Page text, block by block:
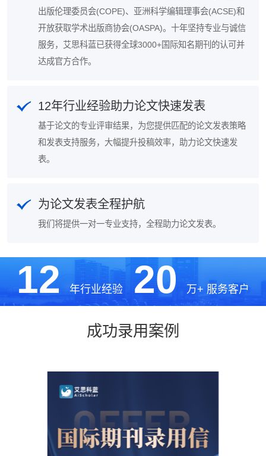
出版伦理委员会(COPE)、亚洲科学编辑理事会(ACSE)和
开放获取学术出版商协会(OASPA)。十年坚持专业与诚信
服务，艾思科蓝已获得全球3000+国际知名期刊的认可并
达成官方合作。
12年行业经验助力论文快速发表
基于论文的专业评审结果，为您提供匹配的论文发表策略
和发表支持服务，大幅提升投稿效率，助力论文快速发
表。
为论文发表全程护航
我们将提供一对一专业支持，全程助力论文发表。
12 年行业经验 20 万+ 服务客户
成功录用案例